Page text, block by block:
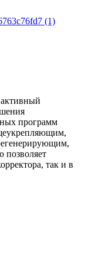
программ
так и в